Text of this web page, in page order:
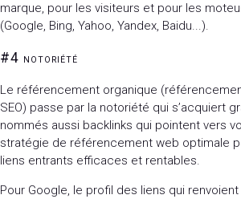
marque, pour les visiteurs et pour les
(Google, Bing, Yahoo, Yandex, Baidu...).
#4 NOTORIÉTÉ
Le référencement organique
SEO) passe par la notoriété qui s’acquiert
nommés aussi backlinks qui pointent vers
stratégie de référencement web optimale
liens entrants efficaces et rentables.
Pour Google, le profil des liens qui